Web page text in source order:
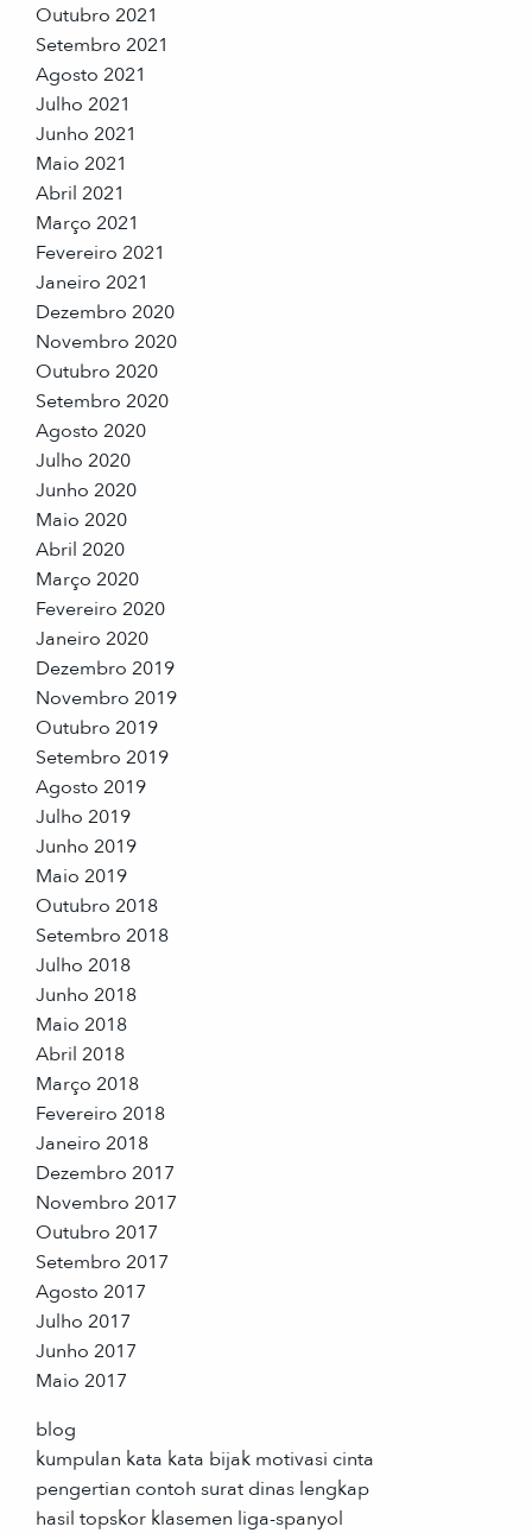
Outubro 2021
Setembro 2021
Agosto 2021
Julho 2021
Junho 2021
Maio 2021
Abril 2021
Março 2021
Fevereiro 2021
Janeiro 2021
Dezembro 2020
Novembro 2020
Outubro 2020
Setembro 2020
Agosto 2020
Julho 2020
Junho 2020
Maio 2020
Abril 2020
Março 2020
Fevereiro 2020
Janeiro 2020
Dezembro 2019
Novembro 2019
Outubro 2019
Setembro 2019
Agosto 2019
Julho 2019
Junho 2019
Maio 2019
Outubro 2018
Setembro 2018
Julho 2018
Junho 2018
Maio 2018
Abril 2018
Março 2018
Fevereiro 2018
Janeiro 2018
Dezembro 2017
Novembro 2017
Outubro 2017
Setembro 2017
Agosto 2017
Julho 2017
Junho 2017
Maio 2017
blog
kumpulan kata kata bijak motivasi cinta
pengertian contoh surat dinas lengkap
hasil topskor klasemen liga-spanyol